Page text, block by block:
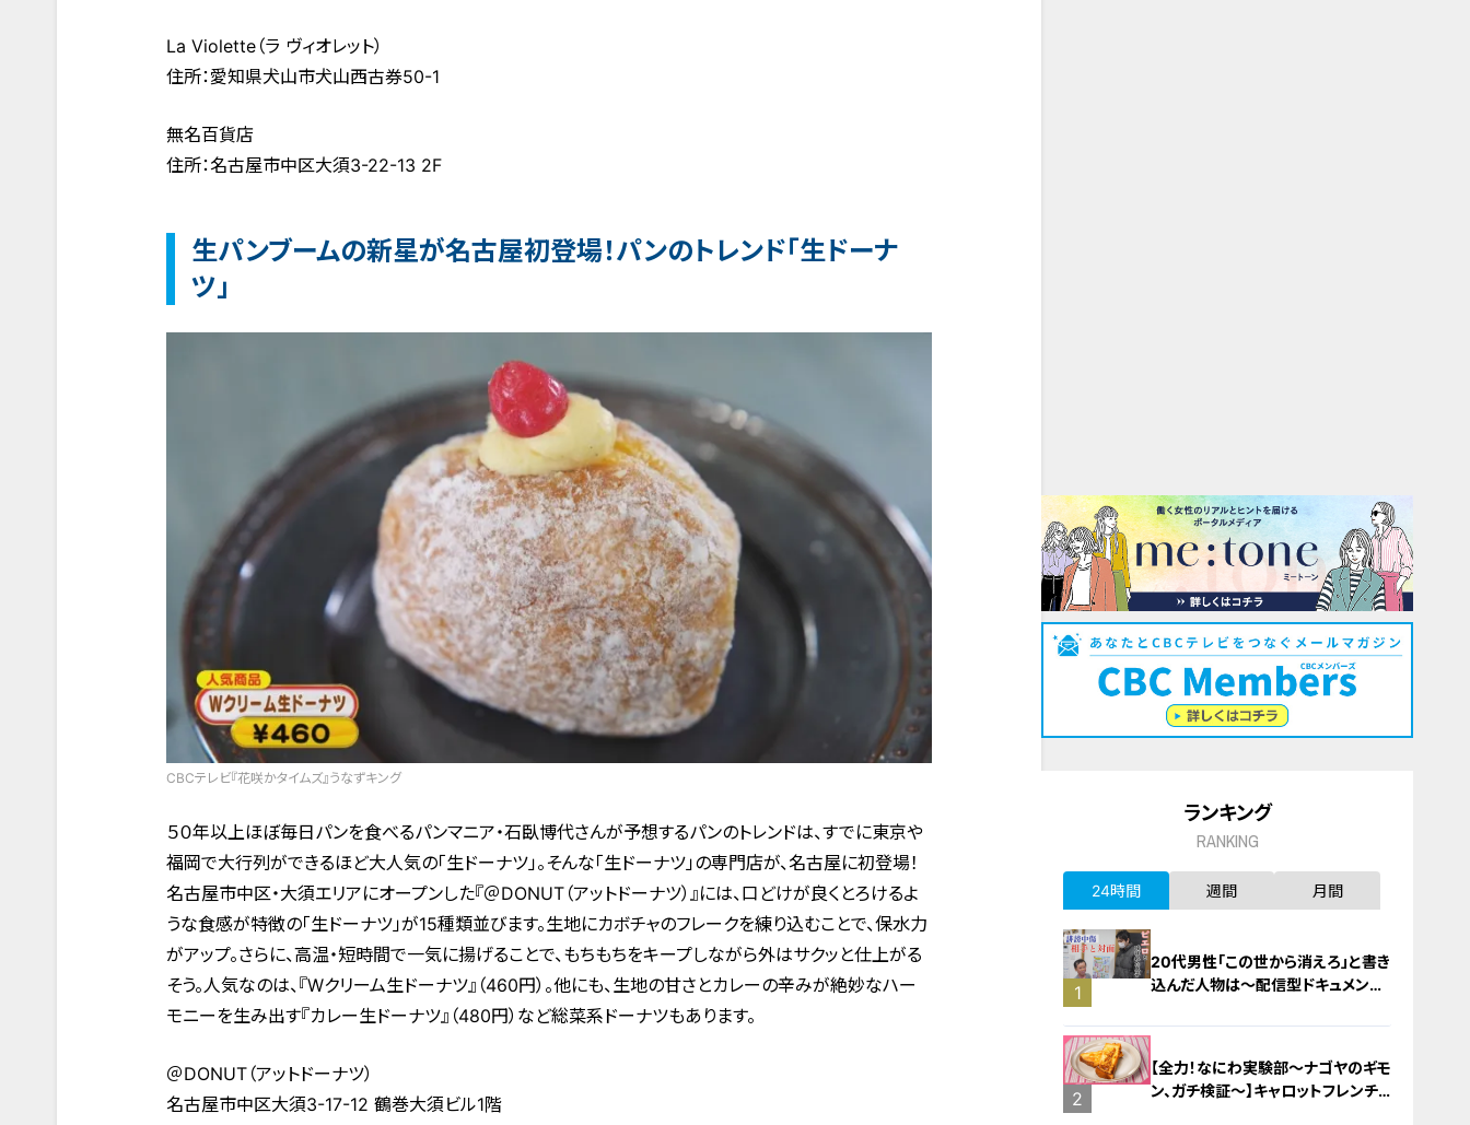
La Violette（ラ ヴィオレット）
住所：愛知県犬山市犬山西古券50-1
無名百貨店
住所：名古屋市中区大須3-22-13 2F
生パンブームの新星が名古屋初登場！パンのトレンド「生ドーナ
ツ」
CBCテレビ『花咲かタイムズ』うなずキング
５０年以上ほぼ毎日パンを食べるパンマニア・石臥博代さんが予想するパンのトレンドは、すでに東京や
福岡で大行列ができるほど大人気の「生ドーナツ」。そんな「生ドーナツ」の専門店が、名古屋に初登場！
名古屋市中区・大須エリアにオープンした『＠DONUT（アットドーナツ）』には、口どけが良くとろけるよ
うな食感が特徴の「生ドーナツ」が15種類並びます。生地にカボチャのフレークを練り込むことで、保水力
がアップ。さらに、高温・短時間で一気に揚げることで、もちもちをキープしながら外はサクッと仕上がる
そう。人気なのは、『Wクリーム生ドーナツ』（460円）。他にも、生地の甘さとカレーの辛みが絶妙なハー
モニーを生み出す『カレー生ドーナツ』（480円）など総菜系ドーナツもあります。
＠DONUT（アットドーナツ）
名古屋市中区大須3-17-12 鶴巻大須ビル1階
ランキング
RANKING
24時間 週間 月間
1
20代男性「この世から消えろ」と書き
込んだ人物は～配信型ドキュメンタ
０話
2
【全力！なにわ実験部～ナゴヤのギモ
ン、ガチ検証～】キャロットフレンチ